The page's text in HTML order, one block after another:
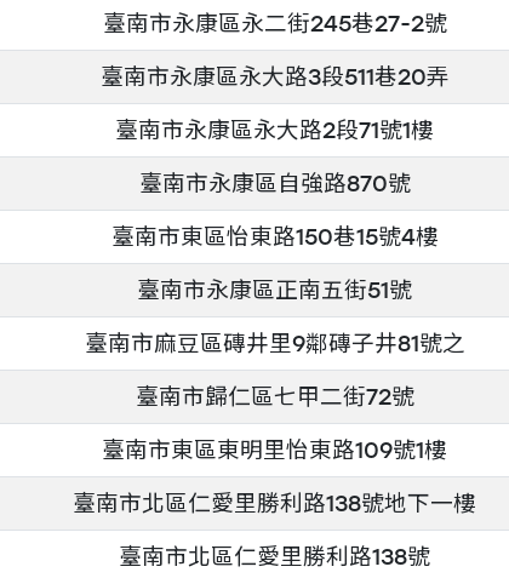
臺南市永康區永二街245巷27-2號
臺南市永康區永大路3段511巷20弄
臺南市永康區永大路2段71號1樓
臺南市永康區自強路870號
臺南市東區怡東路150巷15號4樓
臺南市永康區正南五街51號
臺南市麻豆區磚井里9鄰磚子井81號之
臺南市歸仁區七甲二街72號
臺南市東區東明里怡東路109號1樓
臺南市北區仁愛里勝利路138號地下一樓
臺南市北區仁愛里勝利路138號